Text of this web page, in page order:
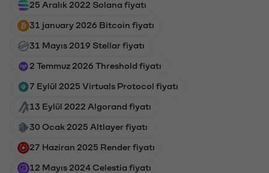
25 Aralık 2022 Solana fiyatı
31 january 2026 Bitcoin fiyatı
31 Mayıs 2019 Stellar fiyatı
2 Temmuz 2026 Threshold fiyatı
7 Eylül 2025 Virtuals Protocol fiyatı
13 Eylül 2022 Algorand fiyatı
30 Ocak 2025 Altlayer fiyatı
27 Haziran 2025 Render fiyatı
12 Mayıs 2024 Celestia fiyatı